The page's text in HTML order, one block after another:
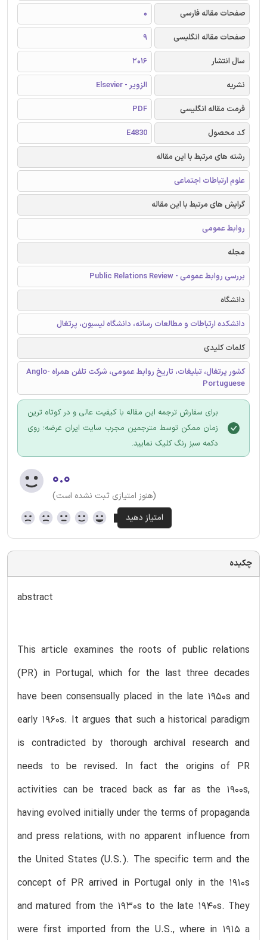
صفحات مقاله فارسی
0
صفحات مقاله انگلیسی
9
سال انتشار
2016
نشریه
الزویر - Elsevier
فرمت مقاله انگلیسی
PDF
کد محصول
E4830
رشته های مرتبط با این مقاله
علوم ارتباطات اجتماعی
گرایش های مرتبط با این مقاله
روابط عمومی
مجله
بررسی روابط عمومی - Public Relations Review
دانشگاه
دانشکده ارتباطات و مطالعات رسانه، دانشگاه لیسبون، پرتغال
کلمات کلیدی
کشور پرتغال، تبلیغات، تاریخ روابط عمومی، شرکت تلفن همراه Anglo-
Portuguese
برای سفارش ترجمه این مقاله با کیفیت عالی و در کوتاه ترین
زمان ممکن توسط مترجمین مجرب سایت ایران عرضه؛ روی
دکمه سبز رنگ کلیک نمایید.
۰.۰
(هنوز امتیازی ثبت نشده است)
چکیده
abstract
This article examines the roots of public relations
(PR) in Portugal, which for the last three decades
have been consensually placed in the late 1950s and
early 1960s. It argues that such a historical paradigm
is contradicted by thorough archival research and
needs to be revised. In fact the origins of PR
activities can be traced back as far as the 1900s,
having evolved initially under the terms of propaganda
and press relations, with no apparent influence from
the United States (U.S.). The specific term and the
concept of PR arrived in Portugal only in the 1910s
and matured from the 1930s to the late 1940s. They
were first imported from the U.S., where in 1915 a